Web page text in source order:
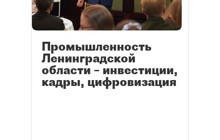
Промышленность
Ленинградской
области – инвестиции,
кадры, цифровизация